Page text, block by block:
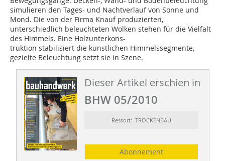
simulieren den Tages- und Nachtverlauf von Sonne und
Mond. Die von der Firma Knauf produzierten,
unterschiedlich beleuchteten Wolken stehen für die Vielfalt
des Himmels. Eine Holzunterkons-
truktion stabilisiert die küns­t­lichen Himmelssegmente,
gezielte Beleuchtung setzt sie in Szene.
Dieser Artikel erschien in
BHW 05/2010
Ressort: TROCKENBAU
Abonnement